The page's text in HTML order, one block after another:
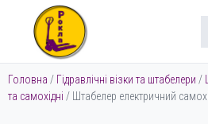
Головна / Гідравлічні візки та штабелери /
та самохідні / Штабелер електричний